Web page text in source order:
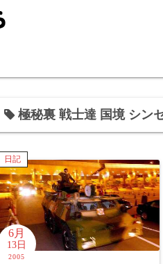
極秘裏 戦士達 国境 シン
日記
6月
13日
2005